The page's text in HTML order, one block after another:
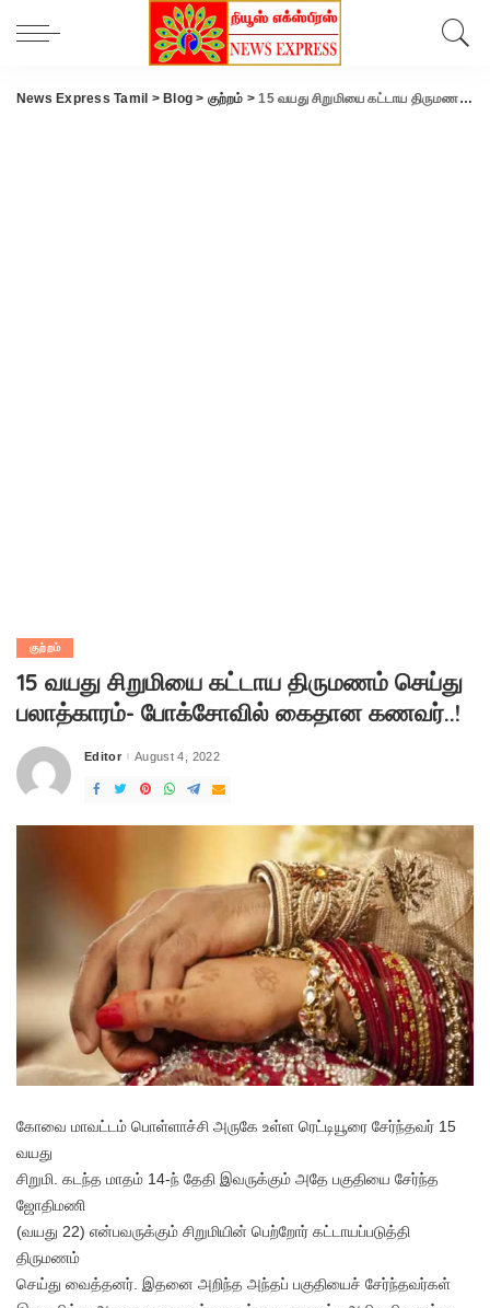
News Express Tamil > Blog > குற்றம் >15 வயது சிறுமியை கட்டாய திருமணம் செய்து பலாத்காரம்- போக்சோவில் கைதான கணவர்..!
குற்றம்
15 வயது சிறுமியை கட்டாய திருமணம் செய்து
பலாத்காரம்- போக்சோவில் கைதான கணவர்..!
Posted
Editor August 4, 2022
கோவை மாவட்டம் பொள்ளாச்சி அருகே உள்ள ரெட்டியூரை சேர்ந்தவர் 15
வயது
சிறுமி. கடந்த மாதம் 14-ந் தேதி இவருக்கும் அதே பகுதியை சேர்ந்த
ஜோதிமணி
(வயது 22) என்பவருக்கும் சிறுமியின் பெற்றோர் கட்டாயப்படுத்தி
திருமணம்
செய்து வைத்தனர். இதனை அறிந்த அந்தப் பகுதியைச் சேர்ந்தவர்கள்